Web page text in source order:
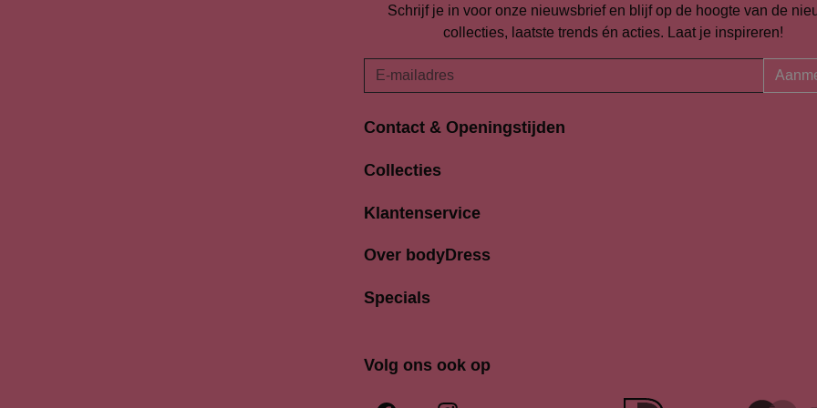
Schrijf je in voor onze nieuwsbrief en blijf op de hoogte van de
collecties, laatste trends én acties. Laat je inspireren!
Contact & Openingstijden
Langestraat 94-96
033 4690704
Collecties
Klantenservice
Over bodyDress
Specials
Volg ons ook op